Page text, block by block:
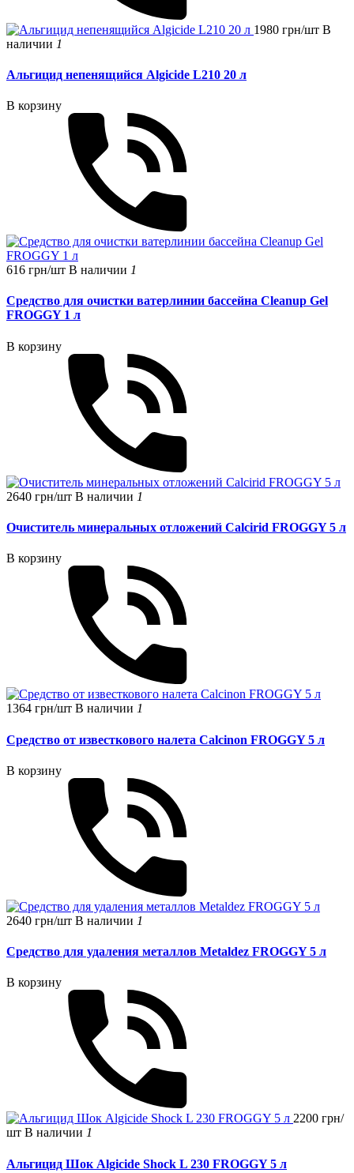
1980 грн/шт В
наличии 1
Альгицид непенящийся Algicide L210 20 л
В корзину
616 грн/шт В наличии 1
Средство для очистки ватерлинии бассейна Cleanup Gel
FROGGY 1 л
В корзину
2640 грн/шт В наличии 1
Очиститель минеральных отложений Calcirid FROGGY 5 л
В корзину
1364 грн/шт В наличии 1
Средство от известкового налета Calcinon FROGGY 5 л
В корзину
2640 грн/шт В наличии 1
Средство для удаления металлов Metaldez FROGGY 5 л
В корзину
2200 грн/
шт В наличии 1
Альгицид Шок Algicide Shock L 230 FROGGY 5 л